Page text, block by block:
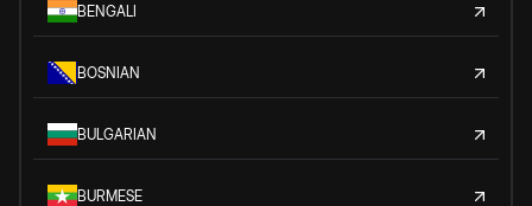
BENGALI
BOSNIAN
BULGARIAN
BURMESE